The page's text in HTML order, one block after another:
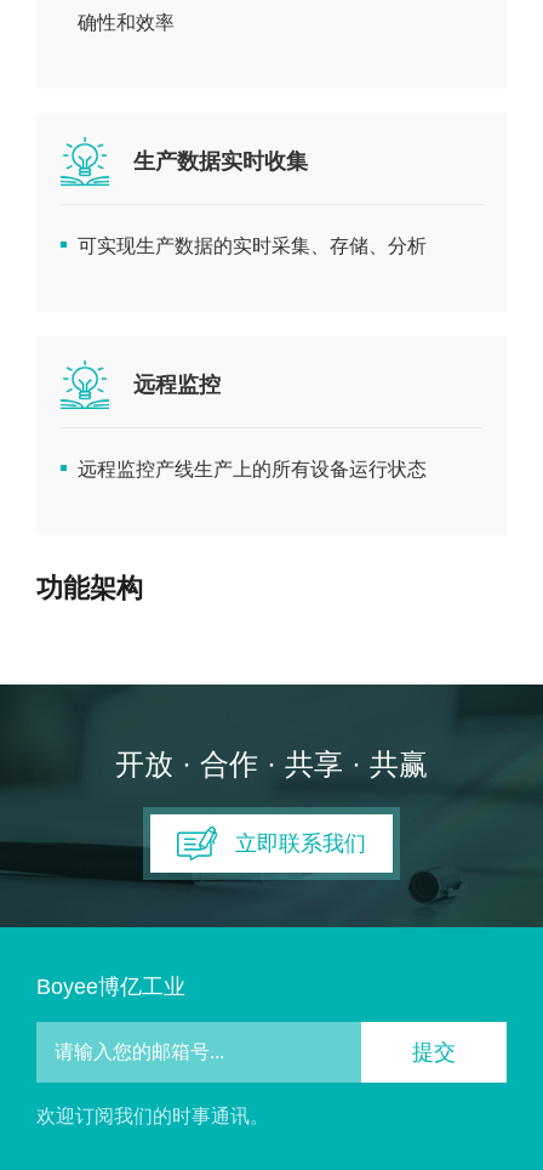
确性和效率
生产数据实时收集
可实现生产数据的实时采集、存储、分析
远程监控
远程监控产线生产上的所有设备运行状态
功能架构
开放 · 合作 · 共享 · 共赢
立即联系我们
Boyee博亿工业
提交
欢迎订阅我们的时事通讯。